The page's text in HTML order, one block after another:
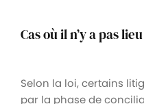
Cas où il n’y a pas
Selon la loi, certains
par la phase de